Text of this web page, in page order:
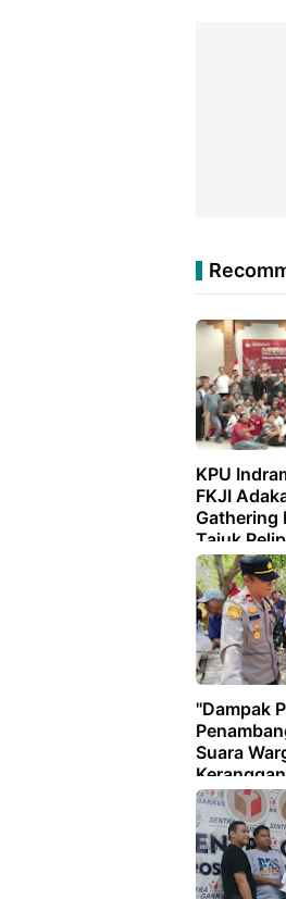
KPU
FKJI
Gathering
Tajuk
"Dampak
Suara